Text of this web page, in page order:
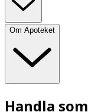
Om Apoteket
Handla